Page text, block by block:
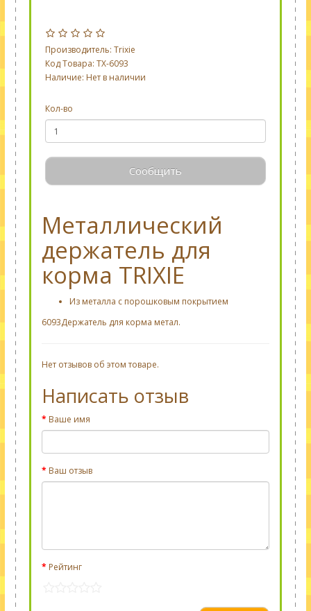
Производитель: Trixie
Код Товара: TX-6093
Наличие: Нет в наличии
Кол-во
Сообщить
Металлический
держатель для
корма TRIXIE
Из металла с порошковым покрытием
6093Держатель для корма метал.
Нет отзывов об этом товаре.
Написать отзыв
Ваше имя
Ваш отзыв
Рейтинг